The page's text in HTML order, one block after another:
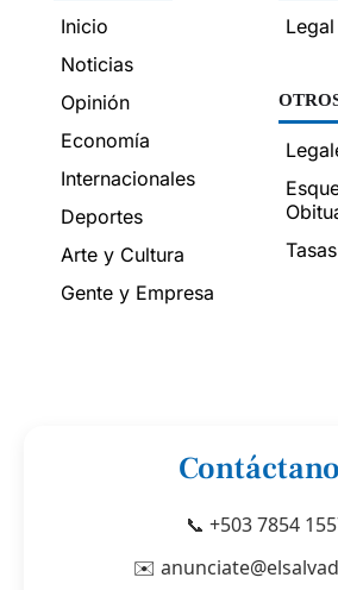
Inicio
Noticias
Opinión
Economía
Internacionales
Deportes
Arte y Cultura
Gente y Empresa
Legal
📞 +503 7854
✉️